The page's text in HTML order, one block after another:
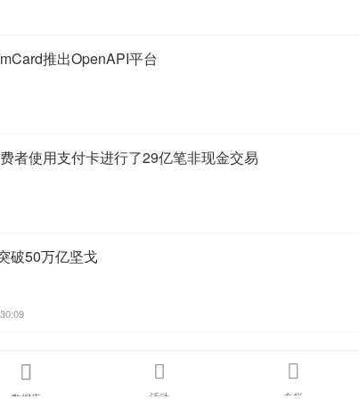
推出OpenAPI平台
者使用支付卡进行了29亿笔非现金交易
破50万亿坚戈
  